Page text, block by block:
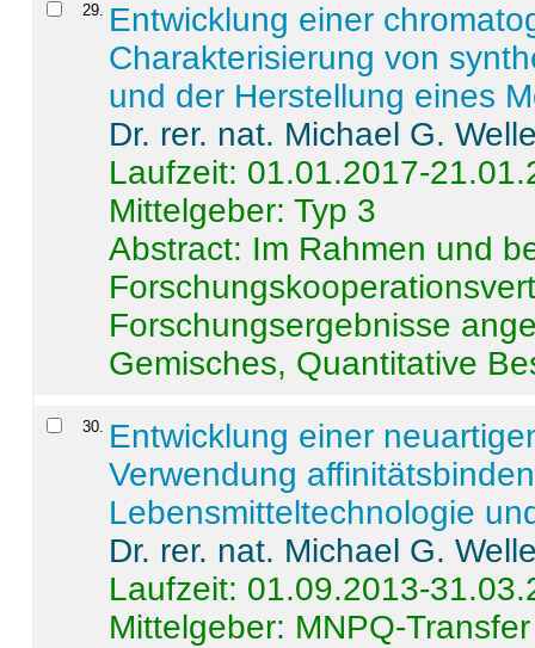
29. Entwicklung einer
Charakterisierung von
und der Herstellung eines
Dr. rer. nat. Michael G.
Laufzeit: 01.01.2017-
Mittelgeber: Typ 3
Abstract: Im Rahmen und
Forschungsergebnisse
Gemisches, Quantitative
30. Entwicklung einer
Verwendung
Lebensmitteltechnologie
Dr. rer. nat. Michael G.
Laufzeit: 01.09.2013-
Mittelgeber: MNPQ-Transfer